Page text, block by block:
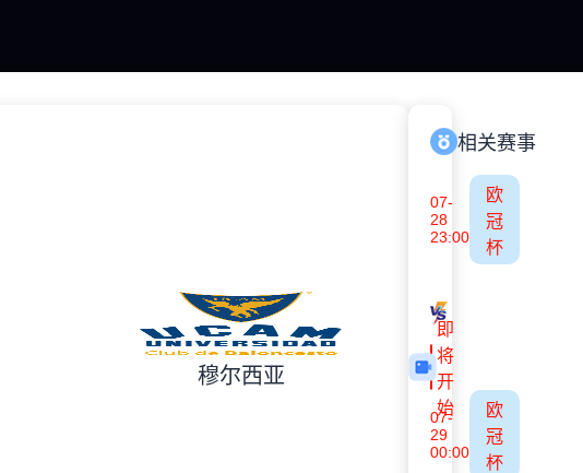
穆尔西亚
相关赛事
07-
28
23:00
欧
冠
杯
古比斯
即
将
开
始
07-
29
00:00
欧
冠
杯